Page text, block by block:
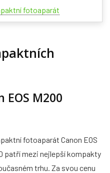
fotoaparát
EOS M200
fotoaparát Canon EOS
patří mezi nejlepší kompakty
trhu. Za svou cenu